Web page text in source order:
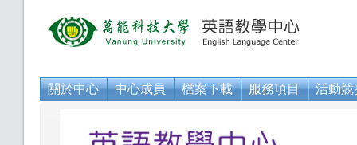
關於中心 中心成員 檔案下載 服務項目 活動競